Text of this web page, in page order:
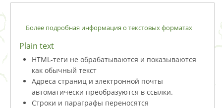
Более подробная информация о текстовых форматах
Plain text
HTML-теги не обрабатываются и показываются
как обычный текст
Адреса страниц и электронной почты
автоматически преобразуются в ссылки.
Строки и параграфы переносятся